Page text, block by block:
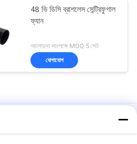
48 ভি ডিসি ব্রাশলেস সেন্ট্রিফুগাল
ফ্যান
আলোচনা সাপেক্ষে MOQ:5 সেট
যোগাযোগ
ডিসি ব্রাশলেস ব্লোয়ার কুলিং ফ্যান
ডিসি ব্রাশলেস ব্লোয়ার